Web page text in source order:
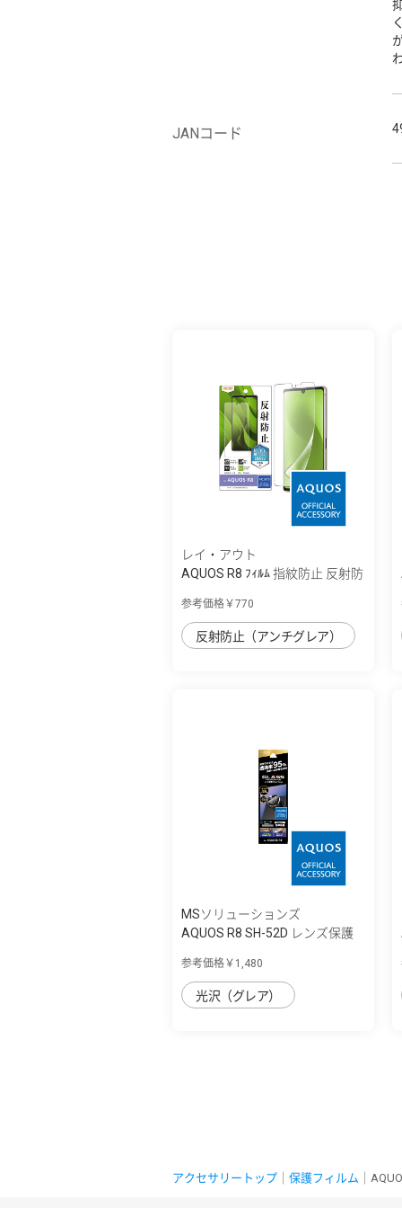
JANコード
レイ・アウト
AQUOS R8 ﾌｨﾙﾑ 指紋防止 反射防
参考価格￥770
反射防止（アンチグレア）
MSソリューションズ
AQUOS R8 SH-52D レンズ保護
参考価格￥1,480
光沢（グレア）
アクセサリートップ 保護フィルム ｜